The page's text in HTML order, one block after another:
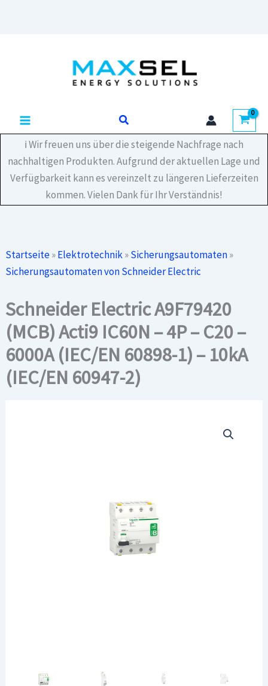
Suchen
ℹ️ Wir freuen uns über die steigende Nachfrage nach
nachhaltigen Produkten. Aufgrund der aktuellen Lage und
Verfügbarkeit kann es vereinzelt zu längeren Lieferzeiten
kommen. Vielen Dank für Ihr Verständnis!
Startseite»Elektrotechnik»Sicherungsautomaten»
Sicherungsautomaten von Schneider Electric
Schneider Electric A9F79420
(MCB) Acti9 IC60N – 4P – C20 –
6000A (IEC/EN 60898-1) – 10kA
(IEC/EN 60947-2)
(IEC/EN
60898-
10kA
(IEC/EN
2)